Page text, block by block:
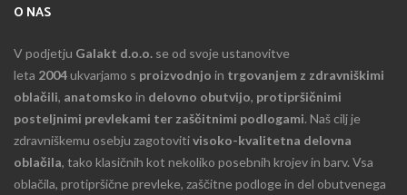
O NAS
V podjetju Galakt d.o.o. se od svoje ustanovitve
leta 2004ukvarjamo s proizvodnjo in trgovanjem z zdravniškimi
oblačili, anatomsko in delovno obutvijo, protipršičnimi
posteljnimi prevlekami ter zaščitnimi podlogami. Naš cilj je
zdravniškemu osebju zagotovitivisoko-kvalitetna delovna
oblačila, tako klasičnih kot nekoliko posebnih krojev in barv. Vsa
oblačila, protipršične prevleke, zaščitne podloge in del obutvenega